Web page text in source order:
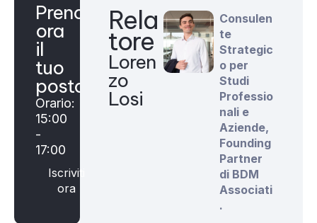
Prenota
ora
il
tuo
posto
Orario:
15:00
-
17:00
Iscriviti
ora
Rela
tore
Loren
zo
Losi
Consulen
te
Strategic
o per
Studi
Professio
nali e
Aziende,
Founding
Partner
di BDM
Associati
.